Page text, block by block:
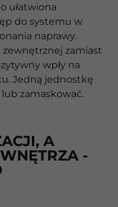
ułatwiona
do systemu w
naprawy.
zamiast
wpły na
Jedną jednostkę
zamaskować.
A
-